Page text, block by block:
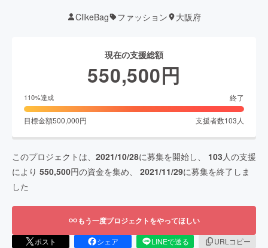
ClikeBag ファッション 大阪府
現在の支援総額
550,500円
110%達成 終了
目標金額500,000円 支援者数103 人
このプロジェクトは、 2021/10/28に募集を開始し、 103 人の支援
により 550,500円の資金を集め、 2021/11/29に募集を終了しま
した
もう一度プロジェクトをやってほしい
ポスト シェア LINEで送る
URLコピー